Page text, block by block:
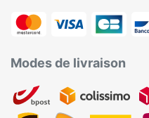
Modes de livraison